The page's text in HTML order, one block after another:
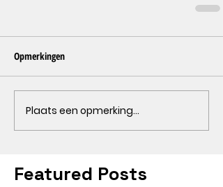
Opmerkingen
Plaats een opmerking...
Featured Posts